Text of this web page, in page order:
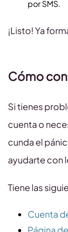
por SMS.
¡Listo! Ya
Cómo
Si tienes
cuenta o
cunda el
ayudarte con
Tiene las
Cuenta